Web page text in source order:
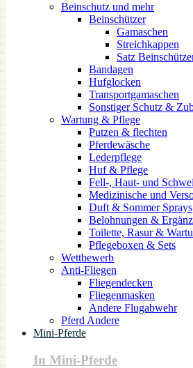
Beinschutz und mehr
Beinschützer
Gamaschen
Streichkappen
Satz
Bandagen
Hufglocken
Transportgamaschen
Sonstiger Schutz &
Wartung & Pflege
Putzen & flechten
Pferdewäsche
Lederpflege
Huf & Pflege
Fell-, Haut- und
Medizinische und
Duft & Sommer Sprays
Belohnungen &
Toilette, Rasur &
Pflegeboxen & Sets
Wettbewerb
Anti-Fliegen
Fliegendecken
Fliegenmasken
Andere Flugabwehr
Pferd Andere
Mini-Pferde
In Mini-Pferde